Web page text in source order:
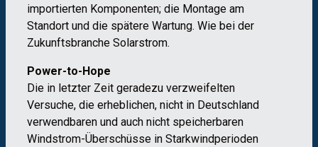
importierten Komponenten; die Montage am
Standort und die spätere Wartung. Wie bei der
Zukunftsbranche Solarstrom.
Power-to-Hope
Die in letzter Zeit geradezu verzweifelten
Versuche, die erheblichen, nicht in Deutschland
verwendbaren und auch nicht speicherbaren
Windstrom-Überschüsse in Starkwindperioden